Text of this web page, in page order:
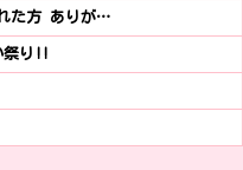
れた方 ありが…
祭り!!